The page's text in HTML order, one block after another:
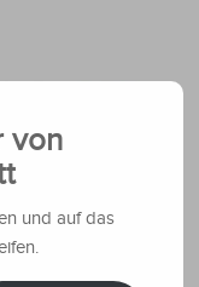
von
und auf das